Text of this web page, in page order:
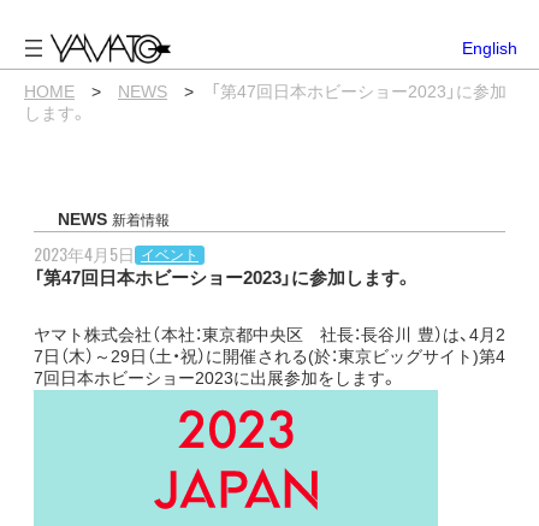
容
を
ス
キ
ッ
English
HOME > NEWS >
「第47回日本ホビーショー2023」に参加
します。
NEWS 新着情報
2023年4月5日 イベント
「第47回日本ホビーショー2023」に参加します。
ヤマト株式会社（本社：東京都中央区 社長：長谷川 豊）は、4月2
7日（木）～29日（土・祝）に開催される(於：東京ビッグサイト)第4
7回日本ホビーショー2023に出展参加をします。